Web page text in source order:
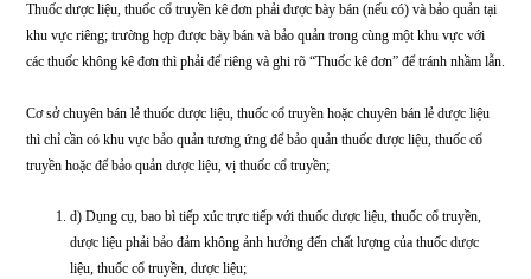
a) Người chịu trách nhiệm chuyên môn về dược của cơ sở bán lẻ dược
dược;
b) Có địa điểm cố định, riêng biệt; được xây dựng chắc chắn; diện tích
hợp với quy mô kinh doanh; bố trí ở nơi cao ráo, thoáng mát, an toàn,
c) Phải có khu vực bảo quản và trang thiết bị bảo quản phù hợp với
bảo quản ghi trên nhãn.